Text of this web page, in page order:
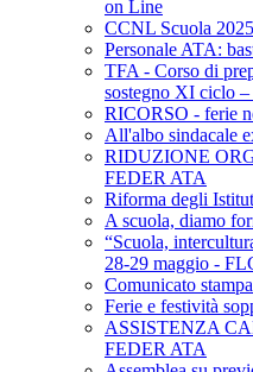
on Line
CCNL Scuola
Personale ATA:
TFA - Corso di
sostegno XI ciclo
RICORSO - ferie
All'albo sindacale
RIDUZIONE
FEDER ATA
Riforma degli
A scuola, diamo
“Scuola,
28-29 maggio -
Comunicato
Ferie e festività
ASSISTENZA
FEDER ATA